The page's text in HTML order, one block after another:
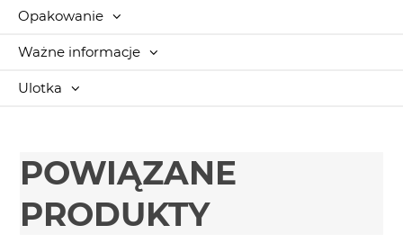
Opakowanie
Ważne informacje
Ulotka
POWIĄZANE
PRODUKTY